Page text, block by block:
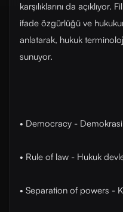
karşılıklarını da
ifade özgürlüğü ve
anlatarak, hukuk
sunuyor.
• Democracy - Demokrasi
• Rule of law - Hukuk
• Separation of powers -